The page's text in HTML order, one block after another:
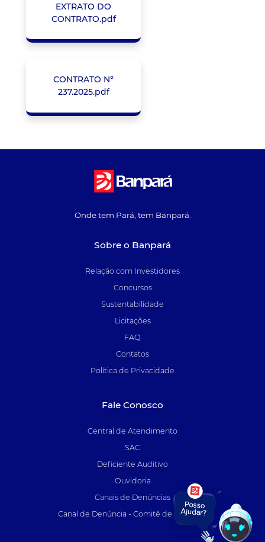
EXTRATO DO
CONTRATO.pdf
CONTRATO N°
237.2025.pdf
Onde tem Pará, tem Banpará.
Sobre o Banpará
Relação com Investidores
Concursos
Sustentabilidade
Licitações
FAQ
Contatos
Política de Privacidade
Fale Conosco
Central de Atendimento
SAC
Deficiente Auditivo
Ouvidoria
Canais de Denúncias
Canal de Denúncia - Comitê de Auditoria